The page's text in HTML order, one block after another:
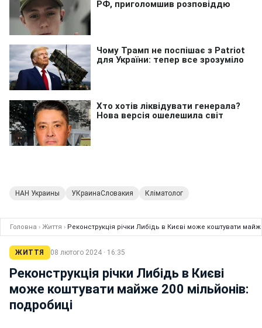
НАН Украины УКраинаСловакия Кліматолог
Головна › Життя › Реконструкція річки Либідь в Києві може коштувати
ЖИТТЯ 08 лютого 2024 · 16:35
Реконструкція річки Либідь в Києві
може коштувати майже 200 мільйонів:
подробиці